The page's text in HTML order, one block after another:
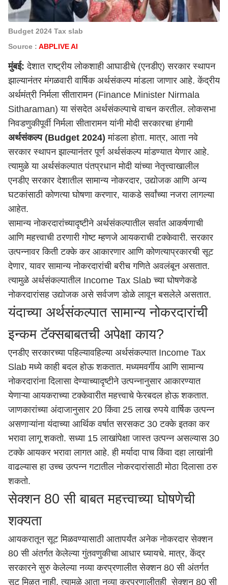
Budget 2024 Tax slab
Source : ABPLIVE AI
मुंबई: देशात राष्ट्रीय लोकशाही आघाडीचे (एनडीए) सरकार स्थापन
झाल्यानंतर मंगळवारी वार्षिक अर्थसंकल्प मांडला जाणार आहे. केंद्रीय
अर्थमंत्री निर्मला सीतारामन (Finance Minister Nirmala
Sitharaman) या संसदेत अर्थसंकल्पाचे वाचन करतील. लोकसभा
निवडणुकीपूर्वी निर्मला सीतारामन यांनी मोदी सरकारचा हंगामी
अर्थसंकल्प (Budget 2024) मांडला होता. मात्र, आता नवे
सरकार स्थापन झाल्यानंतर पूर्ण अर्थसंकल्प मांडण्यात येणार आहे.
त्यामुळे या अर्थसंकल्पात पंतप्रधान मोदी यांच्या नेतृत्त्वाखालील
एनडीए सरकार देशातील सामान्य नोकरदार, उद्योजक आणि अन्य
घटकांसाठी कोणत्या घोषणा करणार, याकडे सर्वांच्या नजरा लागल्या
आहेत.
सामान्य नोकरदारांच्यादृष्टीने अर्थसंकल्पातील सर्वात आकर्षणाची
आणि महत्त्वाची ठरणारी गोष्ट म्हणजे आयकराची टक्केवारी. सरकार
उत्पन्नावर किती टक्के कर आकारणार आणि कोणत्याप्रकारची सूट
देणार, यावर सामान्य नोकरदारांची बरीच गणिते अवलंबून असतात.
त्यामुळे अर्थसंकल्पातील Income Tax Slab च्या घोषणेकडे
नोकरदारांसह उद्योजक असे सर्वजण डोळे लावून बसलेले असतात.
यंदाच्या अर्थसंकल्पात सामान्य नोकरदारांची
इन्कम टॅक्सबाबतची अपेक्षा काय?
एनडीए सरकारच्या पहिल्यावहिल्या अर्थसंकल्पात Income Tax
Slab मध्ये काही बदल होऊ शकतात. मध्यमवर्गीय आणि सामान्य
नोकरदारांना दिलासा देण्याच्यादृष्टीने उत्पन्नानुसार आकारण्यात
येणाऱ्या आयकराच्या टक्केवारीत महत्त्वाचे फेरबदल होऊ शकतात.
जाणकारांच्या अंदाजानुसार 20 किंवा 25 लाख रुपये वार्षिक उत्पन्न
असणाऱ्यांना यंदाच्या आर्थिक वर्षात सरसकट 30 टक्के इतका कर
भरावा लागू शकतो. सध्या 15 लाखांपेक्षा जास्त उत्पन्न असल्यास 30
टक्के आयकर भरावा लागत आहे. ही मर्यादा पाच किंवा दहा लाखांनी
वाढल्यास हा उच्च उत्पन्न गटातील नोकरदारांसाठी मोठा दिलासा ठरु
शकतो.
सेक्शन 80 सी बाबत महत्त्वाच्या घोषणेची
शक्यता
आयकरातून सूट मिळवण्यासाठी आतापर्यंत अनेक नोकरदार सेक्शन
80 सी अंतर्गत केलेल्या गुंतवणुकीचा आधार घ्यायचे. मात्र, केंद्र
सरकारने सुरु केलेल्या नव्या करप्रणालीत सेक्शन 80 सी अंतर्गत
सूट मिळत नाही. त्यामुळे आता नव्या करप्रणालीतही सेक्शन 80 सी